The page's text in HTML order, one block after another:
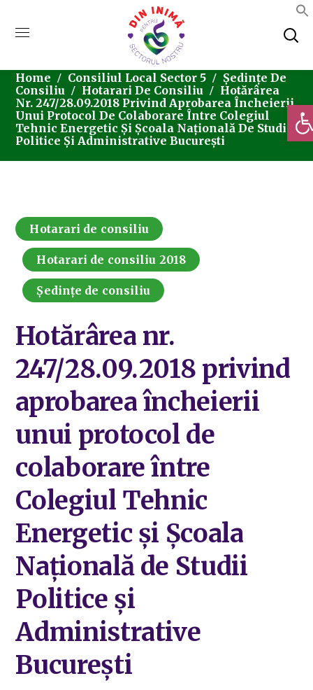
Home Consiliul Local Sector 5
Ședințe De
Consiliu
Hotarari De Consiliu
Hotărârea
Nr. 247/28.09.2018 Privind Aprobarea Încheierii
Unui Protocol De Colaborare Între Colegiul
Tehnic Energetic Și Școala Națională De Studii
Politice Și Administrative București
Hotarari de consiliu
Hotarari de consiliu 2018
Ședințe de consiliu
Hotărârea nr.
247/28.09.2018 privind
aprobarea încheierii
unui protocol de
colaborare între
Colegiul Tehnic
Energetic și Școala
Națională de Studii
Politice și
Administrative
București